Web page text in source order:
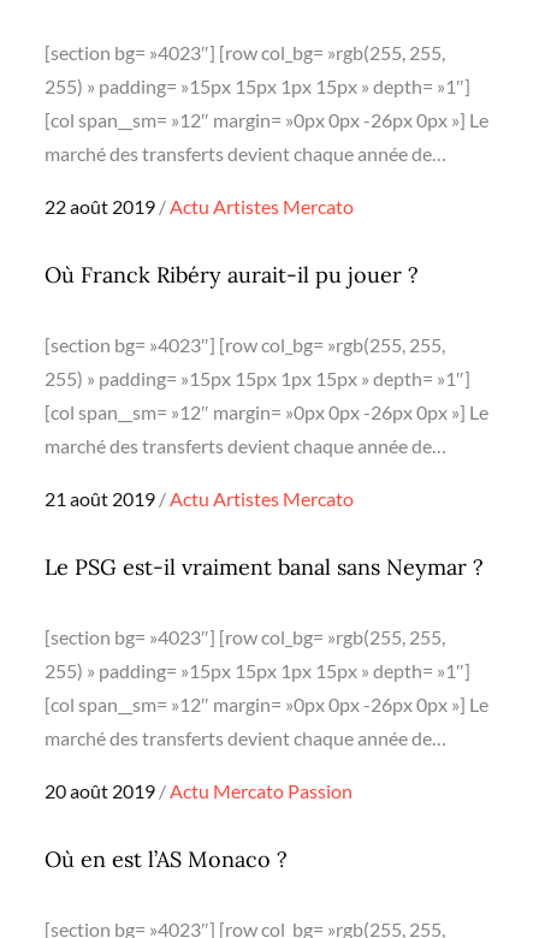
[section bg= »4023″] [row col_bg= »rgb(255, 255,
255) » padding= »15px 15px 1px 15px » depth= »1″]
[col span__sm= »12″ margin= »0px 0px -26px 0px »] Le
marché des transferts devient chaque année de…
Posted
22 août 2019 Actu Artistes Mercato
Où Franck Ribéry aurait-il pu jouer ?
[section bg= »4023″] [row col_bg= »rgb(255, 255,
255) » padding= »15px 15px 1px 15px » depth= »1″]
[col span__sm= »12″ margin= »0px 0px -26px 0px »] Le
marché des transferts devient chaque année de…
Posted
21 août 2019 Actu Artistes Mercato
Le PSG est-il vraiment banal sans Neymar ?
[section bg= »4023″] [row col_bg= »rgb(255, 255,
255) » padding= »15px 15px 1px 15px » depth= »1″]
[col span__sm= »12″ margin= »0px 0px -26px 0px »] Le
marché des transferts devient chaque année de…
Posted
20 août 2019 Actu Mercato Passion
Où en est l’AS Monaco ?
[section bg= »4023″] [row col_bg= »rgb(255, 255,